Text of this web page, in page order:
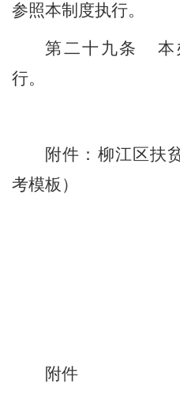
参照本制度执行。
第二十 九条
本
行。
附件： 柳江区扶
考模板）
附件